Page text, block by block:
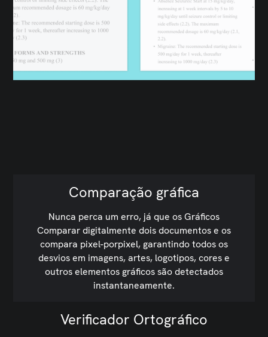
Comparação gráfica
Nunca perca um erro, já que os Gráficos
Comparar digitalmente dois documentos e os
compara pixel-porpixel, garantindo todos os
desvios em imagens, artes, logotipos, cores e
outros elementos gráficos são detectados
instantaneamente.
Verificador Ortográfico